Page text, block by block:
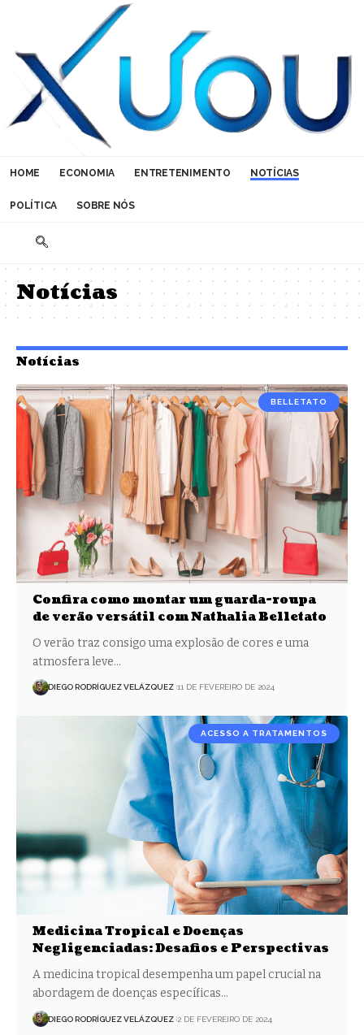
HOME ECONOMIA ENTRETENIMENTO NOTÍCIAS
POLÍTICA SOBRE NÓS
Notícias
Notícias
BELLETATO
Confira como montar um guarda-roupa
de verão versátil com Nathalia Belletato
O verão traz consigo uma explosão de cores e uma
atmosfera leve…
DIEGO RODRÍGUEZ VELÁZQUEZ 11 DE FEVEREIRO DE 2024
ACESSO A TRATAMENTOS
Medicina Tropical e Doenças
Negligenciadas: Desafios e Perspectivas
A medicina tropical desempenha um papel crucial na
abordagem de doenças específicas…
DIEGO RODRÍGUEZ VELÁZQUEZ 2 DE FEVEREIRO DE 2024